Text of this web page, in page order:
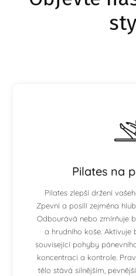
Pilates na
Pilates zlepší držení
Zpevní a posílí zejména
Odbourává nebo zmírňuje
a hrudního koše.
související pohyby
koncentraci a kontrole.
tělo stává silnějším,